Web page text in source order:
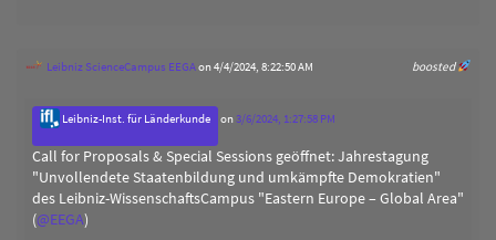
boosted
Leibniz ScienceCampus EEGAon 4/4/2024, 8:22:50 AM
Leibniz-Inst. für Länderkunde on3/6/2024, 1:27:58 PM
Call for Proposals & Special Sessions geöffnet: Jahrestagung
"Unvollendete Staatenbildung und umkämpfte Demokratien"
des Leibniz-WissenschaftsCampus "Eastern Europe – Global Area"
(@EEGA)